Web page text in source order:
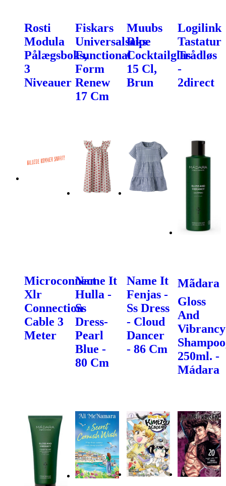
Rosti
Modula
Pålægsboks,
3
Niveauer
Fiskars
Universalsaks
Functional
Form
Renew
17 Cm
Muubs
Ripe
Cocktailglas
15 Cl,
Brun
Logilink
Tastatur
Trådløs
-
2direct
Microconnect
Xlr
Connection
Cable 3
Meter
Name It
Hulla -
Ss
Dress-
Pearl
Blue -
80 Cm
Name It
Fenjas -
Ss Dress
- Cloud
Dancer
- 86 Cm
Mãdara
Gloss
And
Vibrancy
250ml. -
Mádara